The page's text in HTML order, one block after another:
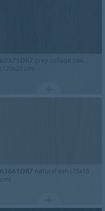
60375DR7 grey collage oak
(120x20 cm)
63661DR7 natural ash (75x15
cm)